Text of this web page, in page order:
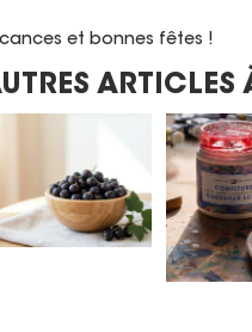
et bonnes fêtes !
ARTICLES
La
des